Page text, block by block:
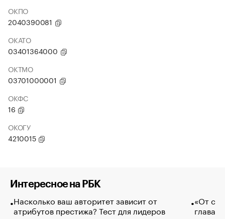
ОКПО
2040390081
ОКАТО
03401364000
ОКТМО
03701000001
ОКФС
16
ОКОГУ
4210015
Интересное на РБК
Насколько ваш авторитет зависит от
атрибутов престижа? Тест для лидеров
«От
глава